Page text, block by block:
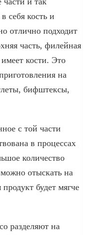
себя кость и
отлично подходит
часть, филейная
кости. Это
на
бифштексы,
с той части
в процессах
количество
отыскать на
будет мягче
разделяют на